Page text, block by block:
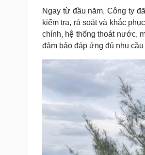
Nam khoa
Làm đẹp - giảm cân
Phòng mạch online
Ăn sạch sống khỏe
Cải chính
Ngay từ đầu năm, Công ty
kiểm tra, rà soát và khắc
chính, hệ thống thoát nước,
đảm bảo đáp ứng đủ nhu